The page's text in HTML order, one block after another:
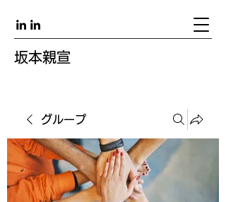
坂本親宣
グループ